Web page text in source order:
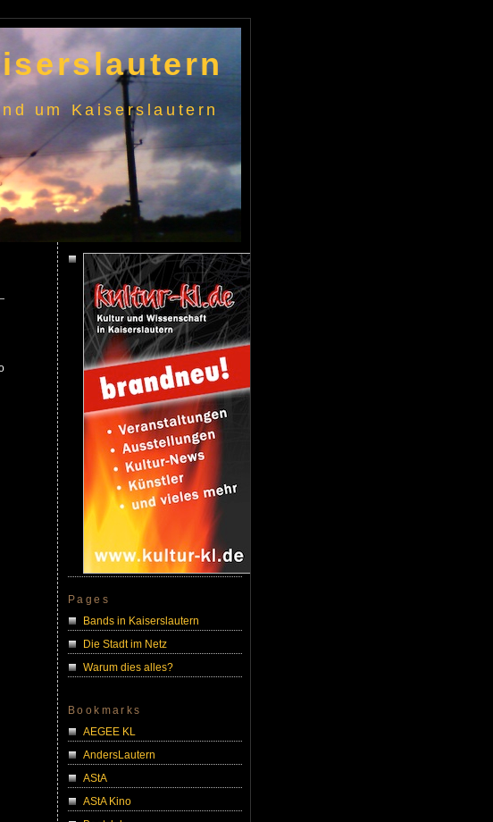
um Kaiserslautern
Pages
Bands in Kaiserslautern
Die Stadt im Netz
Warum dies alles?
Bookmarks
AEGEE KL
AndersLautern
AStA
AStA Kino